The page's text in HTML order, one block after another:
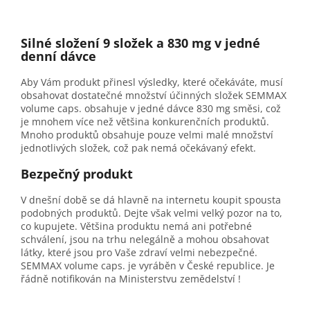
Silné složení 9 složek a 830 mg v jedné
denní dávce
Aby Vám produkt přinesl výsledky, které očekáváte, musí
obsahovat dostatečné množství účinných složek SEMMAX
volume caps. obsahuje v jedné dávce 830 mg směsi, což
je mnohem více než většina konkurenčních produktů.
Mnoho produktů obsahuje pouze velmi malé množství
jednotlivých složek, což pak nemá očekávaný efekt.
Bezpečný produkt
V dnešní době se dá hlavně na internetu koupit spousta
podobných produktů. Dejte však velmi velký pozor na to,
co kupujete. Většina produktu nemá ani potřebné
schválení, jsou na trhu nelegálně a mohou obsahovat
látky, které jsou pro Vaše zdraví velmi nebezpečné.
SEMMAX volume caps. je vyráběn v České republice. Je
řádně notifikován na Ministerstvu zemědelství !